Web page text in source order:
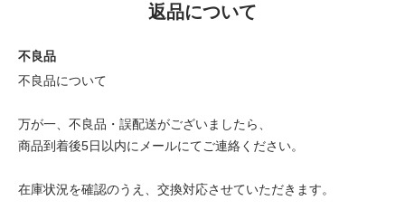
返品について
不良品
不良品について
万が一、不良品・誤配送がございましたら、
商品到着後5日以内にメールにてご連絡ください。
在庫状況を確認のうえ、交換対応させていただきます。